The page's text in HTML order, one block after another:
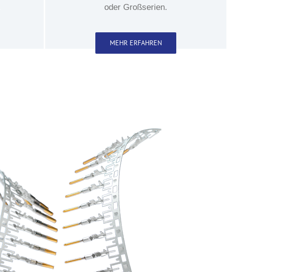
oder Großserien.
MEHR ERFAHREN